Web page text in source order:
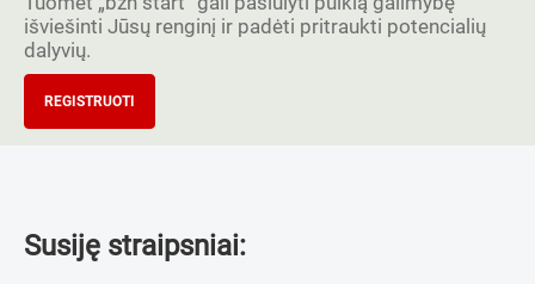
išviešinti Jūsų renginį ir padėti pritraukti potencialių
dalyvių.
REGISTRUOTI
Susiję straipsniai: